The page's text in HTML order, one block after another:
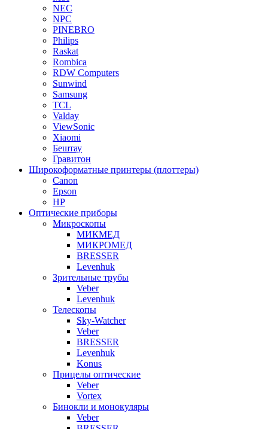
NEC
NPC
PINEBRO
Philips
Raskat
Rombica
RDW Computers
Sunwind
Samsung
TCL
Valday
ViewSonic
Xiaomi
Бештау
Гравитон
Широкоформатные принтеры (плоттеры)
Canon
Epson
HP
Оптические приборы
Микроскопы
МИКМЕД
МИКРОМЕД
BRESSER
Levenhuk
Зрительные трубы
Veber
Levenhuk
Телескопы
Sky-Watcher
Veber
BRESSER
Levenhuk
Konus
Прицелы оптические
Veber
Vortex
Бинокли и монокуляры
Veber